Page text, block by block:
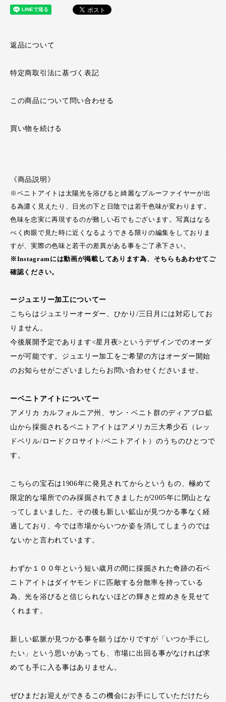
返品について
特定商取引法に基づく表記
この商品について問い合わせる
買い物を続ける
《商品説明》
※ベニトアイトは太陽光を浴びると綺麗なブルーファイヤーが出
る為濃く見えたり、日光の下と日陰では若干色味が変わります。
色味を忠実に再現するのが難しい石でもございます。写真はなる
べく肉眼で見た時に近くなるようできる限りの編集をしておりま
すが、実際の色味と若干の差異がある事をご了承下さい。
※Instagramには動画が掲載してあります為、そちらもあわせてご
確認ください。
ージュエリー加工についてー
こちらはジュエリーオーダー、ひかり/三日月には対応してお
りません。
今後展開予定であります<星月夜>というデザインでのオーダ
ーが可能です。ジュエリー加工をご希望の方はオーダー開始
のお知らせがございましたらお問い合わせくださいませ。
ーベニトアイトについてー
アメリカ カルフォルニア州、サン・ベニト群のディアブロ鉱
山から採掘されるベニトアイトはアメリカ三大希少石（レッ
ドベリル/ロードクロサイト/ベニトアイト）のうちのひとつで
す。
こちらの宝石は1906年に発見されてからというもの、極めて
限定的な場所でのみ採掘されてきましたが2005年に閉山とな
ってしまいました。その後も新しい鉱山が見つかる事なく経
過しており、今では市場からいつか姿を消してしまうのでは
ないかと言われています。
わずか１００年という短い歳月の間に採掘された奇跡の石ベ
ニトアイトはダイヤモンドに匹敵する分散率を持っている
為、光を浴びると信じられないほどの輝きと煌めきを見せて
くれます。
新しい鉱脈が見つかる事を願うばかりですが「いつか手にし
たい」という思いがあっても、市場に出回る事がなければ求
めても手に入る事はありません。
ぜひまだお迎えができるこの機会にお手にしていただけたら